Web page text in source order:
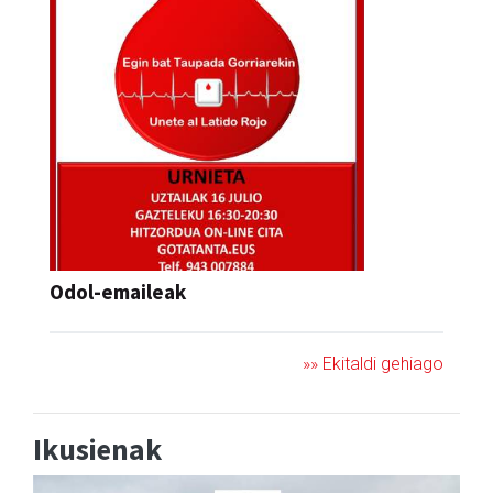
Odol-emaileak
»» Ekitaldi gehiago
Ikusienak